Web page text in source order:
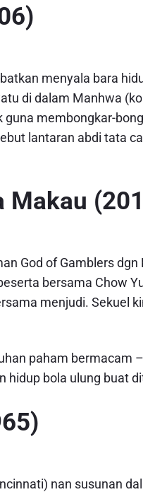
menyala bara
di dalam Manhwa
membongkar-
lantaran abdi tata
Makau
God of Gamblers
bersama Chow
menjudi. Sekuel
paham bermacam
hidup bola ulung buat
nan susunan